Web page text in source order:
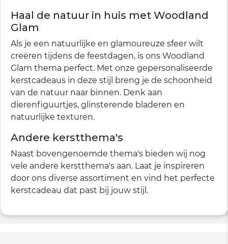
Haal de natuur in huis met Woodland
Glam
Als je een natuurlijke en glamoureuze sfeer wilt
creëren tijdens de feestdagen, is ons Woodland
Glam thema perfect. Met onze gepersonaliseerde
kerstcadeaus in deze stijl breng je de schoonheid
van de natuur naar binnen. Denk aan
dierenfiguurtjes, glinsterende bladeren en
natuurlijke texturen.
Andere kerstthema's
Naast bovengenoemde thema's bieden wij nog
vele andere kerstthema's aan. Laat je inspireren
door ons diverse assortiment en vind het perfecte
kerstcadeau dat past bij jouw stijl.